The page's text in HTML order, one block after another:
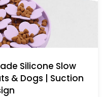
Silicone Slow
& Dogs | Suction